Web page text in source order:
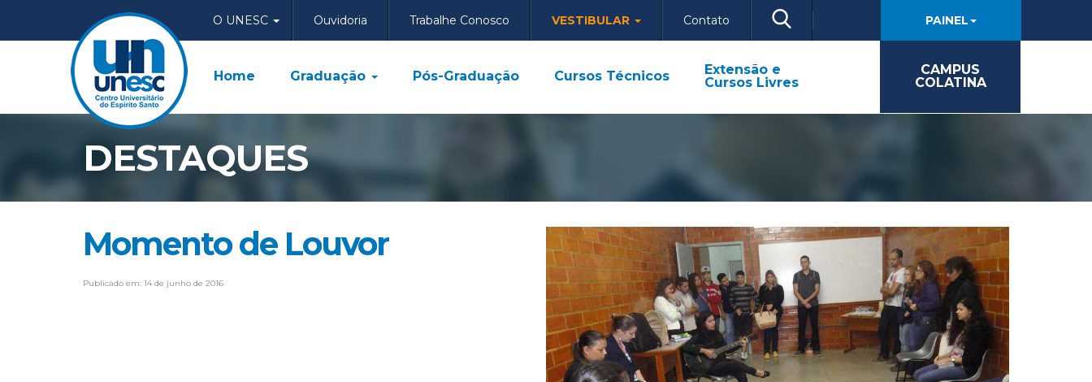
O UNESC Ouvidoria Trabalhe Conosco VESTIBULAR Contato PAINEL
Home Graduação Pós-Graduação Cursos Técnicos
Extensão e
Cursos Livres
CAMPUS
COLATINA
DESTAQUES
Momento de Louvor
Publicado em: 14 de junho de 2016